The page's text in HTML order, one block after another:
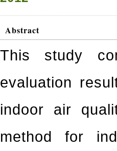
Abstract
This study
evaluation
indoor air
method for